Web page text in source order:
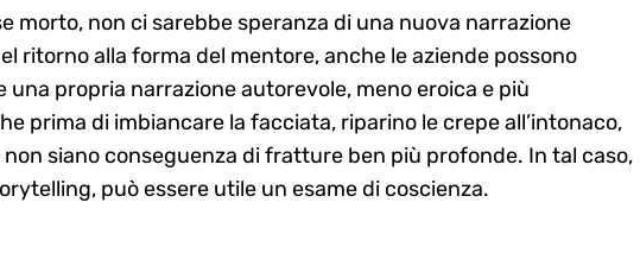
morto, non ci sarebbe speranza di una nuova narrazione
ritorno alla forma del mentore, anche le aziende possono
una propria narrazione autorevole, meno eroica e più
prima di imbiancare la facciata, riparino le crepe all’intonaco,
siano conseguenza di fratture ben più profonde. In tal caso,
può essere utile un esame di coscienza.